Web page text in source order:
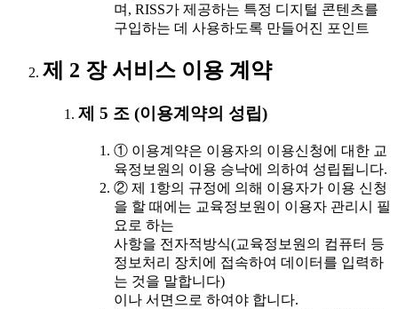
며, RISS가 제공하는 특정 디지털 콘텐츠를
구입하는 데 사용하도록 만들어진 포인트
제 2 장 서비스 이용 계약
제 5 조 (이용계약의 성립)
① 이용계약은 이용자의 이용신청에 대한 교
육정보원의 이용 승낙에 의하여 성립됩니다.
② 제 1항의 규정에 의해 이용자가 이용 신청
을 할 때에는 교육정보원이 이용자 관리시 필
요로 하는
사항을 전자적방식(교육정보원의 컴퓨터 등
정보처리 장치에 접속하여 데이터를 입력하
는 것을 말합니다)
이나 서면으로 하여야 합니다.